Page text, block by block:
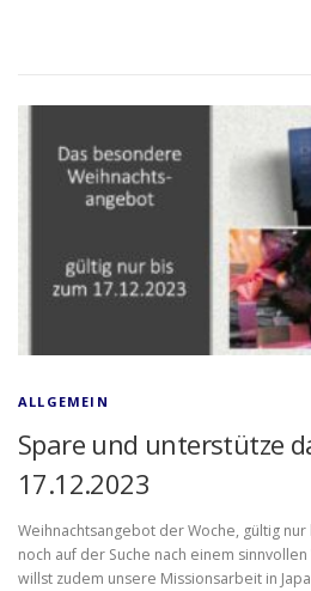
ALLGEMEIN
Spare und unterstütze
17.12.2023
Weihnachtsangebot der Woche, gültig nur
noch auf der Suche nach einem
willst zudem unsere Missionsarbeit in